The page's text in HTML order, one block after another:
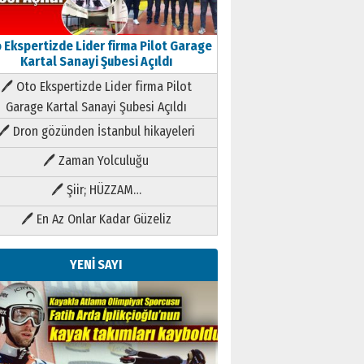
Ekspertizde Lider firma Pilot Garage
Kartal Sanayi Şubesi Açıldı
🖊 Oto Ekspertizde Lider firma Pilot
Garage Kartal Sanayi Şubesi Açıldı
Dron gözünden İstanbul hikayeleri
🖊 Zaman Yolculuğu
🖊 Şiir; HÜZZAM…
🖊 En Az Onlar Kadar Güzeliz
YENİ SAYI